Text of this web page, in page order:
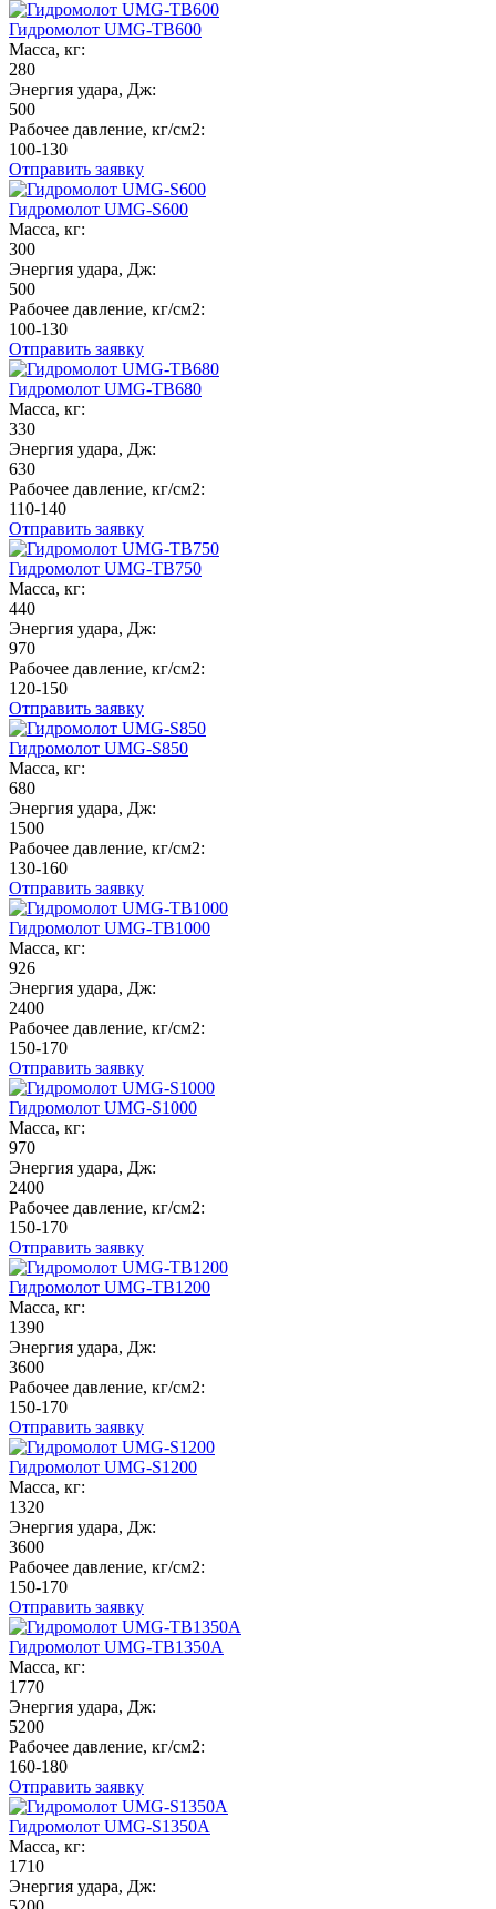
Гидромолот UMG-TB600
Масса, кг:
280
Энергия удара, Дж:
500
Рабочее давление, кг/см2:
100-130
Отправить заявку
Гидромолот UMG-S600
Масса, кг:
300
Энергия удара, Дж:
500
Рабочее давление, кг/см2:
100-130
Отправить заявку
Гидромолот UMG-TB680
Масса, кг:
330
Энергия удара, Дж:
630
Рабочее давление, кг/см2:
110-140
Отправить заявку
Гидромолот UMG-TB750
Масса, кг:
440
Энергия удара, Дж:
970
Рабочее давление, кг/см2:
120-150
Отправить заявку
Гидромолот UMG-S850
Масса, кг:
680
Энергия удара, Дж:
1500
Рабочее давление, кг/см2:
130-160
Отправить заявку
Гидромолот UMG-TB1000
Масса, кг:
926
Энергия удара, Дж:
2400
Рабочее давление, кг/см2:
150-170
Отправить заявку
Гидромолот UMG-S1000
Масса, кг:
970
Энергия удара, Дж:
2400
Рабочее давление, кг/см2:
150-170
Отправить заявку
Гидромолот UMG-TB1200
Масса, кг:
1390
Энергия удара, Дж:
3600
Рабочее давление, кг/см2:
150-170
Отправить заявку
Гидромолот UMG-S1200
Масса, кг:
1320
Энергия удара, Дж:
3600
Рабочее давление, кг/см2:
150-170
Отправить заявку
Гидромолот UMG-TB1350A
Масса, кг:
1770
Энергия удара, Дж:
5200
Рабочее давление, кг/см2:
160-180
Отправить заявку
Гидромолот UMG-S1350A
Масса, кг:
1710
Энергия удара, Дж: